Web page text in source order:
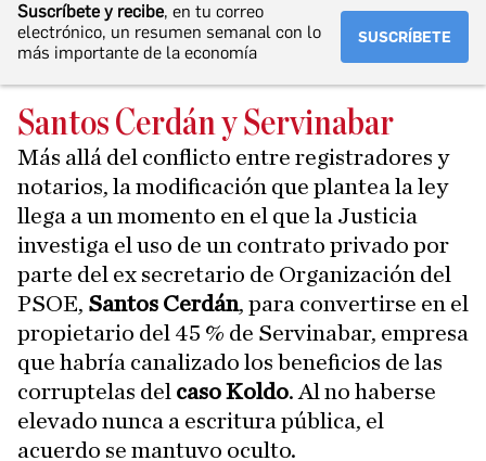
Suscríbete y recibe, en tu correo
electrónico, un resumen semanal con lo
más importante de la economía
SUSCRÍBETE
Santos Cerdán y Servinabar
Más allá del conflicto entre registradores y
notarios, la modificación que plantea la ley
llega a un momento en el que la Justicia
investiga el uso de un contrato privado por
parte del ex secretario de Organización del
PSOE, Santos Cerdán, para convertirse en el
propietario del 45 % de Servinabar, empresa
que habría canalizado los beneficios de las
corruptelas del caso Koldo. Al no haberse
elevado nunca a escritura pública, el
acuerdo se mantuvo oculto.